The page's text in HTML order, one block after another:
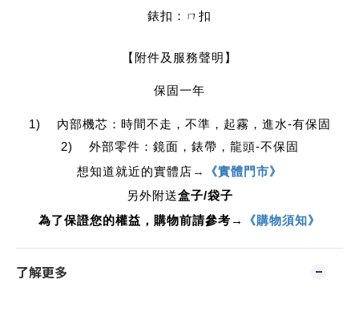
錶扣：ㄇ扣
【附件及服務聲明】
保固一年
1) 內部機芯：時間不走，不準，起霧，進水-有保固
2) 外部零件：鏡面，錶帶，龍頭-不保固
想知道就近的實體店 →
《實體門市》
另外附送盒子/袋子
為了保證您的權益，購物前請參考→
《購物須知》
了解更多